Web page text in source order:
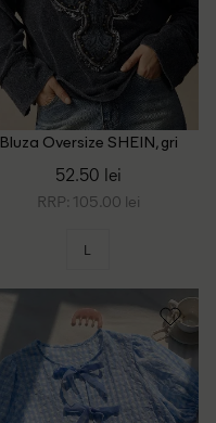
Bluza Oversize SHEIN, gri
52.50 lei
RRP: 105.00 lei
L